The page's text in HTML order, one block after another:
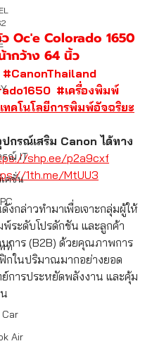
รณ์ IT
คชั่น
ท์
Air
Oc'e Colorado 1650
กว้าง 64 นิ้ว
#CanonThailand
#เครื่องพิมพ์
ทคโนโลยีการพิมพ์อัจฉริยะ
กรณ์เสริม Canon ได้ทาง
shp.ee/p2a9cxf
1th.me/MtUU3
งกล่าวทำมาเพื่อเจาะกลุ่มผู้ให้
ระดับโปรดักชัน และลูกค้า
การ (B2B) ด้วยคุณภาพการ
กในปริมาณมากอย่างยอด
ย์การประหยัดพลังงาน และคุ้ม